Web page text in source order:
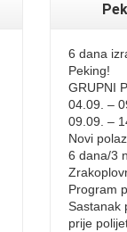
6 dana
Peking!
GRUPNI
04.09. –
09.09. –
Novi
6 dana/3
Program
Sastanak
prije